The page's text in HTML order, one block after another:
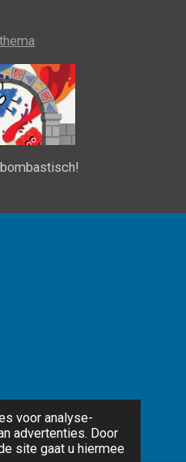
voor analyse-
advertenties. Door
site gaat u hiermee